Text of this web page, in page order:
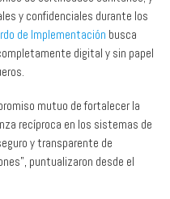
y confidenciales durante los
de Implementación busca
digital y sin papel
mutuo de fortalecer la
recíproca en los sistemas de
y transparente de
puntualizaron desde el